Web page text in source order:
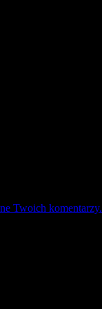
Twoich komentarzy.